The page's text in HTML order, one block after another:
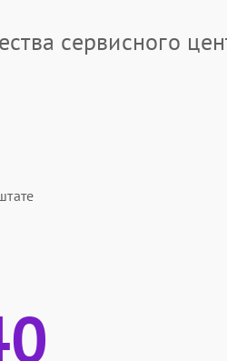
сервисного